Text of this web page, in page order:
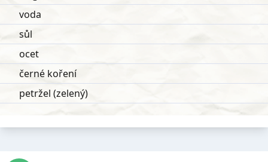
voda
sůl
ocet
černé koření
petržel (zelený)